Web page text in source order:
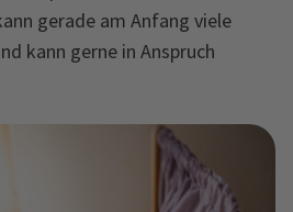
gerade am Anfang viele
kann gerne in Anspruch